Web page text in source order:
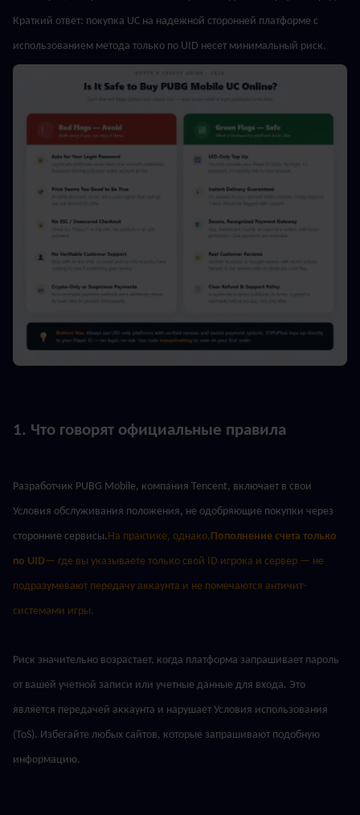
Краткий ответ: покупка UC на надежной сторонней платформе с
использованием метода только по UID несет минимальный риск.
1. Что говорят официальные правила
Разработчик PUBG Mobile, компания Tencent, включает в свои
Условия обслуживания положения, не одобряющие покупки через
сторонние сервисы.На практике, однако,Пополнение счета только
по UID— где вы указываете только свой ID игрока и сервер — не
подразумевают передачу аккаунта и не помечаются античит-
системами игры.
Риск значительно возрастает, когда платформа запрашивает пароль
от вашей учетной записи или учетные данные для входа. Это
является передачей аккаунта и нарушает Условия использования
(ToS). Избегайте любых сайтов, которые запрашивают подобную
информацию.